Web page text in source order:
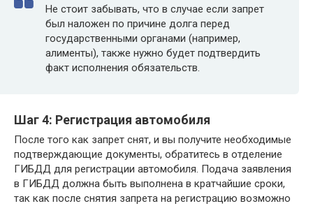
Не стоит забывать, что в случае если запрет
был наложен по причине долга перед
государственными органами (например,
алименты), также нужно будет подтвердить
факт исполнения обязательств.
Шаг 4: Регистрация автомобиля
После того как запрет снят, и вы получите необходимые
подтверждающие документы, обратитесь в отделение
ГИБДД для регистрации автомобиля. Подача заявления
в ГИБДД должна быть выполнена в кратчайшие сроки,
так как после снятия запрета на регистрацию возможно